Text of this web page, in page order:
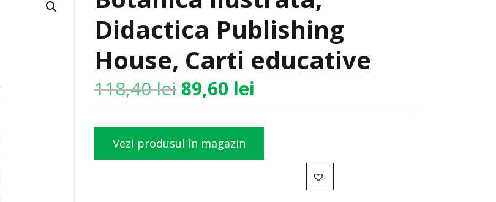
Didactica Publishing
House, Carti educative
118,40lei 89,60 lei
Vezi produsul în magazin